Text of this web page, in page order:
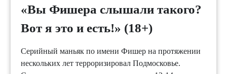
«Вы Фишера слышали такого?
Вот я это и есть!» (18+)
Серийный маньяк по имени Фишер на протяжении
нескольких лет терроризировал Подмосковье.